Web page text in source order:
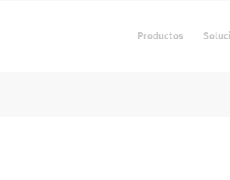
Productos